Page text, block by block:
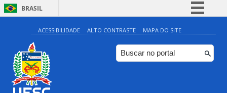
BRASIL
Simplifique!
Comunica BR
Participe
ACESSIBILIDADE ALTO CONTRASTE MAPA DO SITE